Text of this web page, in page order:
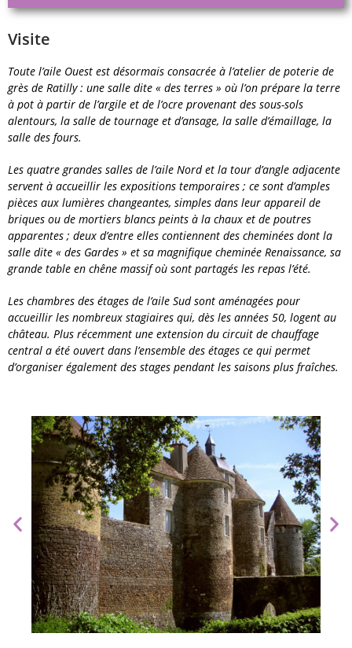
Visite
Toute l’aile Ouest est désormais consacrée à l’atelier de poterie de
grès de Ratilly : une salle dite « des terres » où l’on prépare la terre
à pot à partir de l’argile et de l’ocre provenant des sous-sols
alentours, la salle de tournage et d’ansage, la salle d’émaillage, la
salle des fours.
Les quatre grandes salles de l’aile Nord et la tour d’angle adjacente
servent à accueillir les expositions temporaires ; ce sont d’amples
pièces aux lumières changeantes, simples dans leur appareil de
briques ou de mortiers blancs peints à la chaux et de poutres
apparentes ; deux d’entre elles contiennent des cheminées dont la
salle dite « des Gardes » et sa magnifique cheminée Renaissance, sa
grande table en chêne massif où sont partagés les repas l’été.
Les chambres des étages de l’aile Sud sont aménagées pour
accueillir les nombreux stagiaires qui, dès les années 50, logent au
château. Plus récemment une extension du circuit de chauffage
central a été ouvert dans l’ensemble des étages ce qui permet
d’organiser également des stages pendant les saisons plus fraîches.